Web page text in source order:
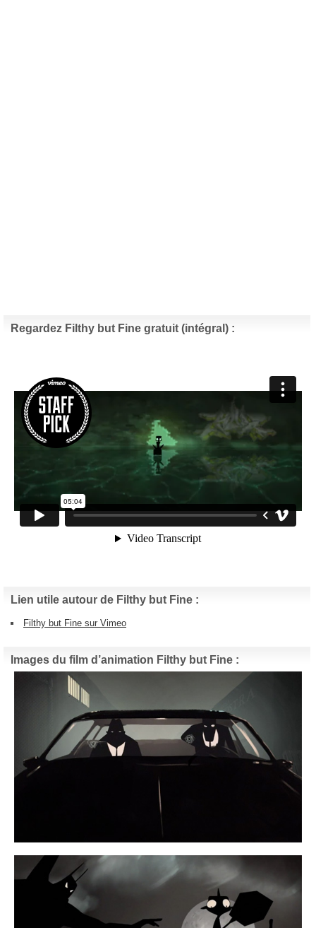
Regardez Filthy but Fine gratuit (intégral) :
Lien utile autour de Filthy but Fine :
Filthy but Fine sur Vimeo
Images du film d’animation Filthy but Fine :